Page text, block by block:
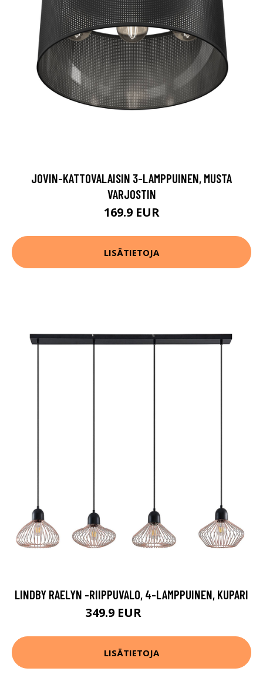
JOVIN-KATTOVALAISIN 3-LAMPPUINEN, MUSTA
VARJOSTIN
169.9 EUR
LISÄTIETOJA
LINDBY RAELYN -RIIPPUVALO, 4-LAMPPUINEN, KUPARI
349.9 EUR
LISÄTIETOJA